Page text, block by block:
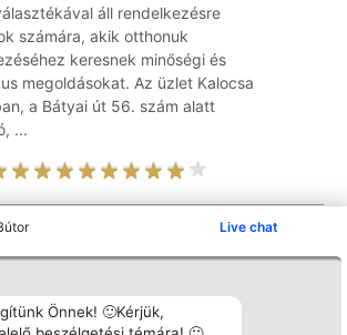
Live chat
Önnek! 🙂Kérjük,
áll rendelkezésre
számára, akik otthonuk
keresnek minőségi és
megoldásokat. Az üzlet Kalocsa
a Bátyai út 56. szám alatt
...
Antik